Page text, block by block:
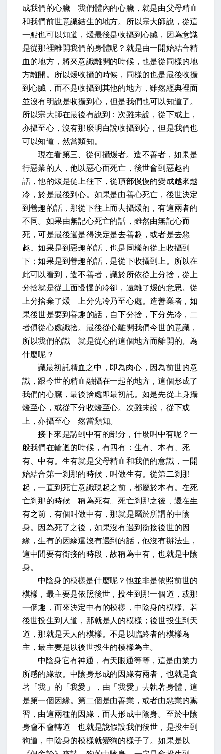
成我們的心臟；我們體內的心臟，就是由父母精血
和我們前世意識結生的地方。所以宗大師說，從這
一點也可以知道，煖最後是收攝到心臟，因為意識
是從那裡離開我們的身體呢？就是由一開始結合精
血的地方，將來意識離開的時候，也是從同樣的地
方離開。所以煖收攝的時候，同樣的也是最後收攝
到心臟，而不是收攝到其他的地方，雖然經典裡面
並沒有明說是收攝到心，但是我們也可以知道了。
所以宗大師在最後有說到：次雖未說，從下或上，
亦攝至心，沒有那麼明白說收攝到心，但是我們也
可以知道，然當類知。
現在看第三、從何攝煖者。造不善者，如果是
行惡業的人，他以惡心而死亡，後世會到惡趣的
話，他的煖是從上往下，從頂部慢慢的變成越來越
冷，於是最後到心。如果是由善心死亡，後世決定
到善趣的話，那從下往上而去攝煖的，有這兩者的
不同。如果由無記心死亡的話，雖然由無記心而
死，可是最後還是得決定是去善趣，或者是去惡
趣。如果是到惡趣的話，也是同樣的從上收攝到
下；如果是到善趣的話，是從下收攝到上。所以在
此可以看到，造不善者，識於所依從上分捨，從上
分捨就是從上面慢慢的冷卻，遠離了煖的意思。從
上分捨棄了煖，上分先冷乃至心處。造善業者，如
果後世是要到善趣的話，自下分捨，下分先冷，二
者俱從心處識捨。最後從心離開我們今世的意識，
所以我們的識，就是從心的這個地方而離開的。為
什麼呢？
識最初託精血之中，即為肉心，因為前世的意
識，跟今世的精血融攝在一起的地方，這個形成了
我們的心臟，最後捨處即最初託。如是先從上身攝
煖至心，或從下分收煖至心。次雖未說，從下或
上，亦攝至心，然當類知。
接下來是講到中有的部分，什麼叫中有呢？一
般我們在輪迴的時候，有四有：生有、本有、死
有、中有。生有就是父母精血和我們的意識，一開
始結合第一剎那的時候，叫做生有。從第二剎那
起，一直到死亡意識現起之前，都屬於本有。在死
亡剎那的時候，稱為死有。死亡剎那之後，還在生
有之前，有個叫做中有，那就是屬於所謂的中陰
身。因為死了之後，如果沒有遇到銜接後世的因
緣，生有的因緣還沒有遇到的話，他沒有辦法生，
這中間要有銜接的時段，故稱為中有，也就是中陰
身。
中陰身的模樣是什麼呢？他並非是依照前世的
模樣，最主要是依照後世，投生到那一個道，或那
一個趣，而來決定中有的模樣，中陰身的模樣。若
後世投生到人道，那就是人的模樣；後世投生到天
道，那就是天人的模樣。不是以臨終者的模樣為
主，最主要是以後世投生的模樣為主。
中陰身它有神通，有天眼通等等，這是由業力
所感的緣故。中陰身形成的因緣有兩者，也就是貪
著「我」的「我愛」，由「我愛」去執著身體，這
是第一個因緣。第二個是由善業，或者由惡業的熏
習，由這兩種的因緣，而去形成中陰身。至於中陰
身會不會轉道，也就是說假設我們後世，是投生到
狗道，中陰身的模樣就變狗的樣子了。如果是以